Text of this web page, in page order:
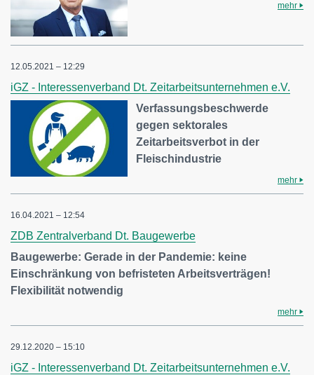
mehr
12.05.2021 – 12:29
iGZ - Interessenverband Dt. Zeitarbeitsunternehmen e.V.
Verfassungsbeschwerde
gegen sektorales
Zeitarbeitsverbot in der
Fleischindustrie
mehr
16.04.2021 – 12:54
ZDB Zentralverband Dt. Baugewerbe
Baugewerbe: Gerade in der Pandemie: keine
Einschränkung von befristeten Arbeitsverträgen!
Flexibilität notwendig
mehr
29.12.2020 – 15:10
iGZ - Interessenverband Dt. Zeitarbeitsunternehmen e.V.